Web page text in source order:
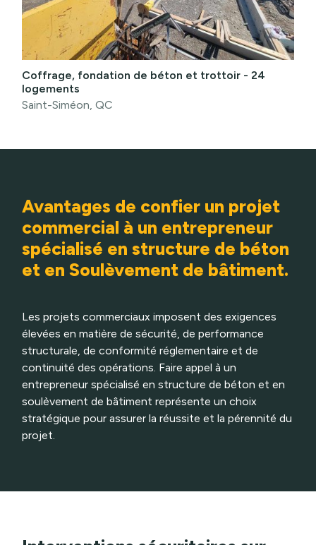
Coffrage, fondation de béton et trottoir - 24
logements
Saint-Siméon, QC
Avantages de confier un projet
commercial à un entrepreneur
spécialisé en structure de béton
et en Soulèvement de bâtiment.
Les projets commerciaux imposent des exigences
élevées en matière de sécurité, de performance
structurale, de conformité réglementaire et de
continuité des opérations. Faire appel à un
entrepreneur spécialisé en structure de béton et en
soulèvement de bâtiment représente un choix
stratégique pour assurer la réussite et la pérennité du
projet.